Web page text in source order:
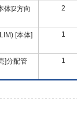
体]2方向
2
[本体]
1
]分配管
1